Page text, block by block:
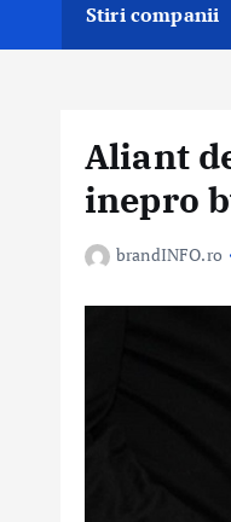
Stiri companii
Aliant
inepro
brandINFO.ro